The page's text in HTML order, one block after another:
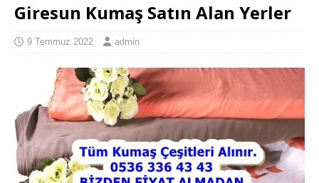
Giresun Kumaş Satın Alan Yerler
9 Temmuz 2022 admin